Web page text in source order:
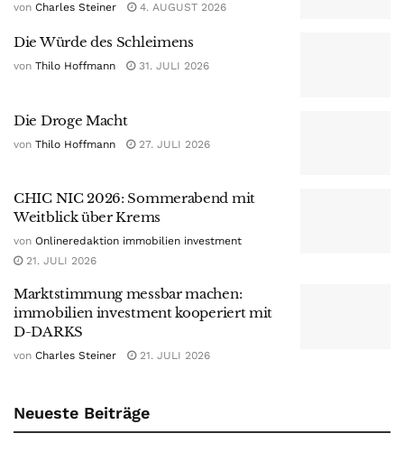
von Charles Steiner 4. AUGUST 2026
Die Würde des Schleimens
von Thilo Hoffmann 31. JULI 2026
Die Droge Macht
von Thilo Hoffmann 27. JULI 2026
CHIC NIC 2026: Sommerabend mit
Weitblick über Krems
von Onlineredaktion immobilien investment
21. JULI 2026
Marktstimmung messbar machen:
immobilien investment kooperiert mit
D-DARKS
von Charles Steiner 21. JULI 2026
Neueste Beiträge